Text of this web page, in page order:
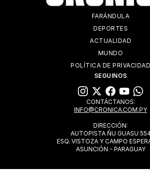
FARÁNDULA
DEPORTES
ACTUALIDAD
MUNDO
POLÍTICA DE PRIVACIDAD
SEGUINOS
CONTÁCTANOS:
INFO@CRONICA.COM.PY
DIRECCIÓN:
AUTOPISTA ÑU GUASU 554
ESQ. VISTOZA Y CAMPO
ASUNCIÓN - PARAGUAY